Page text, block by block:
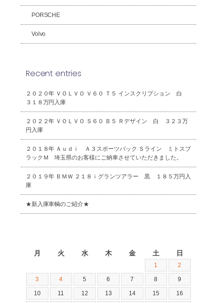
PORSCHE
Volvo
Recent entries
２０２０年 ＶＯＬＶＯ Ｖ６０ Ｔ５ インスクリプション 白
３１８万円入庫
２０２２年 ＶＯＬＶＯ Ｓ６０ Ｂ５ Ｒデザイン 白 ３２３万
円入庫
２０１８年 Ａｕｄｉ Ａ３スポーツバック Ｓライン ミトスブ
ラックＭ 埼玉県のお客様にご納車させていただきました。
２０１９年 ＢＭＷ ２１８ｉグランツアラー 黒 １８５万円入
庫
★新入庫車輌のご紹介★
月 火 水 木 金 土 日
1 2
3 4 5 6 7 8 9
10 11 12 13 14 15 16